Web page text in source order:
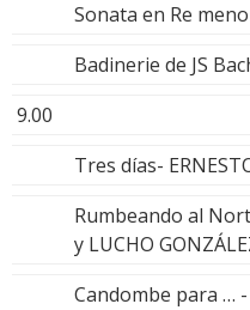
Sonata en Re
Badinerie de JS
9.00
Tres días-
Rumbeando al
y LUCHO
Candombe para … -